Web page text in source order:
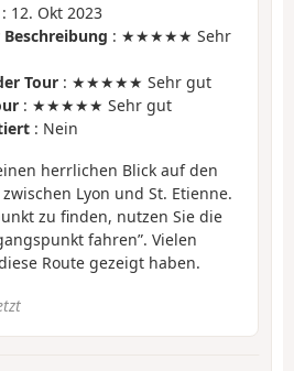
: 12. Okt 2023
: ★★★★★ Sehr
Tour : ★★★★★ Sehr gut
: ★★★★★ Sehr gut
: Nein
herrlichen Blick auf den
Lyon und St. Etienne.
zu finden, nutzen Sie die
fahren”. Vielen
Route gezeigt haben.